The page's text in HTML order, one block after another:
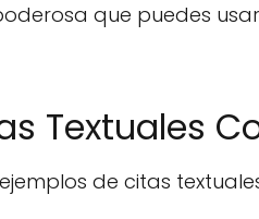
que puedes
Textuales
de citas